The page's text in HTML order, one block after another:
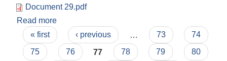
Document 29.pdf
Read more
Pages
« first ‹ previous 73
74
75
76 77 78 79
80